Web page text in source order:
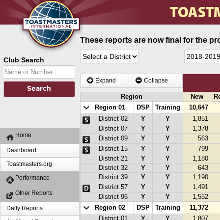
Club Search
Home
Dashboard
Toastmasters.org
Performance
Other Reports
Daily Reports
These reports are now final for the
Expand Collapse
Region New
Region 01
DSP Training
10,647
District 02
Y Y
1,851
District 07
Y Y
1,378
District 09
Y Y
563
District 15
Y Y
799
District 21
Y Y
1,180
District 32
Y Y
643
District 39
Y Y
1,190
District 57
Y Y
1,491
District 96
Y Y
1,552
Region 02
DSP Training
11,372